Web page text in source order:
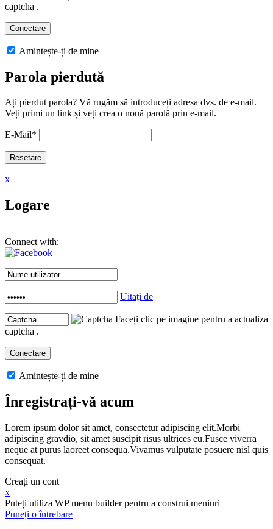
captcha .
Amintește-ți de mine
Parola pierdută
Ați pierdut parola? Vă rugăm să introduceți adresa dvs. de e-mail.
Veți primi un link și veți crea o nouă parolă prin e-mail.
E-Mail*
x
Logare
Connect with:
Uitați de
Faceți clic pe imagine pentru a actualiza
captcha .
Amintește-ți de mine
Înregistrați-vă acum
Lorem ipsum dolor sit amet, consectetur adipiscing elit.Morbi
adipiscing gravdio, sit amet suscipit risus ultrices eu.Fusce viverra
neque at purus laoreet consequa.Vivamus vulputate posuere nisl quis
consequat.
Creați un cont
x
Puteți utiliza WP menu builder pentru a construi meniuri
Puneți o întrebare